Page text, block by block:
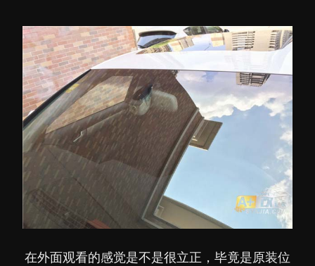
在外面观看的感觉是不是很立正，毕竟是原装位